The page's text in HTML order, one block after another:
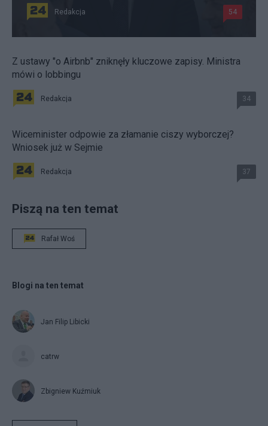
Redakcja 54
Z ustawy "o Airbnb" zniknęły kluczowe zapisy. Ministra
mówi o lobbingu
Redakcja 34
Wiceminister odpowie za złamanie ciszy wyborczej?
Wniosek już w Sejmie
Redakcja 37
Piszą na ten temat
Rafał Woś
Blogi na ten temat
Jan Filip Libicki
catrw
Zbigniew Kuźmiuk